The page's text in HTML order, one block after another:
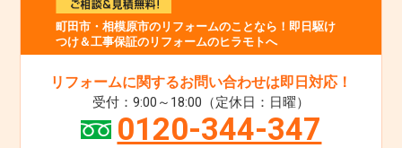
町田市・相模原市のリフォームのことなら！即日駆け
つけ＆工事保証のリフォームのヒラモトへ
リフォームに関するお問い合わせは即日対応！
受付：9:00～18:00（定休日：日曜）
0120-344-347